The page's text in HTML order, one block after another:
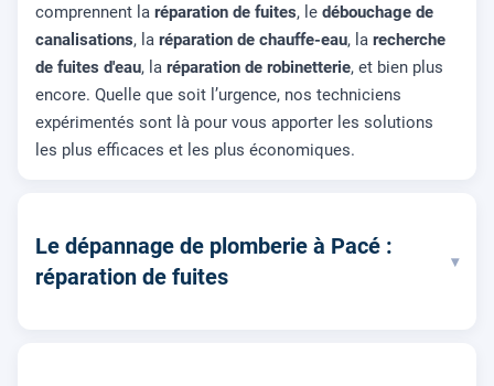
comprennent la réparation de fuites, le débouchage de
canalisations, la réparation de chauffe-eau, la recherche
de fuites d'eau, la réparation de robinetterie, et bien plus
encore. Quelle que soit l’urgence, nos techniciens
expérimentés sont là pour vous apporter les solutions
les plus efficaces et les plus économiques.
Le dépannage de plomberie à Pacé :
réparation de fuites
▾